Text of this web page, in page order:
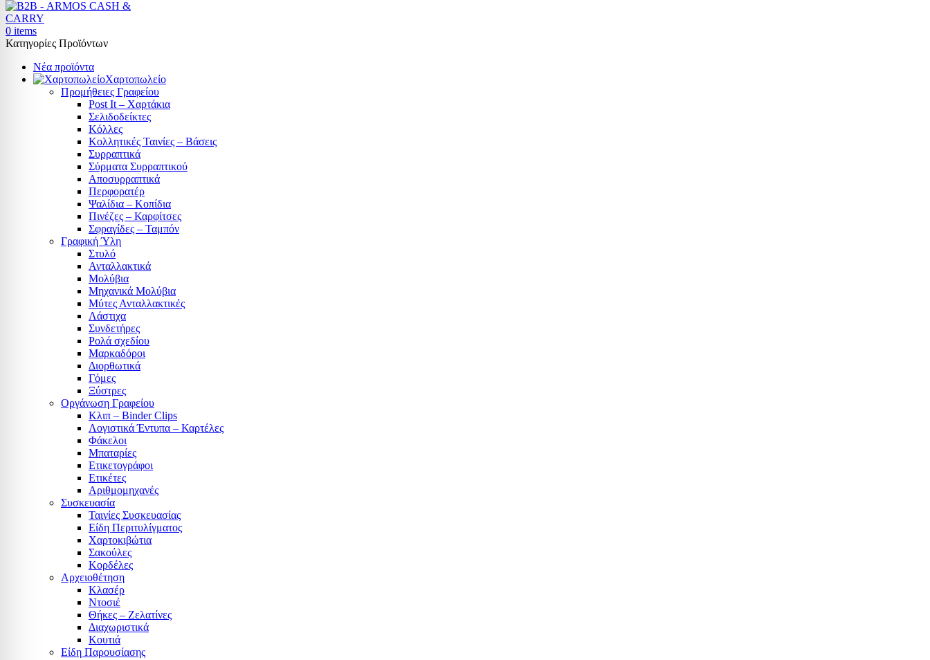
0 items
Κατηγορίες Προϊόντων
Νέα προϊόντα
Χαρτοπωλείο
Προμήθειες Γραφείου
Post It – Χαρτάκια
Σελιδοδείκτες
Κόλλες
Κολλητικές Ταινίες – Βάσεις
Συρραπτικά
Σύρματα Συρραπτικού
Αποσυρραπτικά
Περφορατέρ
Ψαλίδια – Κοπίδια
Πινέζες – Καρφίτσες
Σφραγίδες – Ταμπόν
Γραφική Ύλη
Στυλό
Ανταλλακτικά
Μολύβια
Μηχανικά Μολύβια
Μύτες Ανταλλακτικές
Λάστιχα
Συνδετήρες
Ρολά σχεδίου
Μαρκαδόροι
Διορθωτικά
Γόμες
Ξύστρες
Οργάνωση Γραφείου
Κλιπ – Binder Clips
Λογιστικά Έντυπα – Καρτέλες
Φάκελοι
Μπαταρίες
Ετικετογράφοι
Ετικέτες
Αριθμομηχανές
Συσκευασία
Ταινίες Συσκευασίας
Είδη Περιτυλίγματος
Χαρτοκιβώτια
Σακούλες
Κορδέλες
Αρχειοθέτηση
Κλασέρ
Ντοσιέ
Θήκες – Ζελατίνες
Διαχωριστικά
Κουτιά
Είδη Παρουσίασης